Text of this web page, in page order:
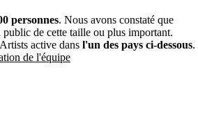
personnes. Nous avons constaté que
de cette taille ou plus important.
active dans l'un des pays ci-dessous.
de l'équipe